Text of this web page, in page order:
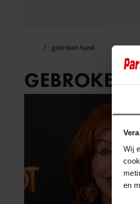
Wij
en
gebroken hand
GEBROKEN